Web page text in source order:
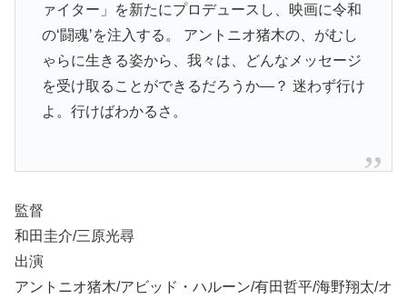
ァイター」を新たにプロデュースし、映画に令和
の‘闘魂’を注入する。 アントニオ猪木の、がむし
ゃらに生きる姿から、我々は、どんなメッセージ
を受け取ることができるだろうか―？ 迷わず行け
よ。行けばわかるさ。
監督
和田圭介/三原光尋
出演
アントニオ猪木/アビッド・ハルーン/有田哲平/海野翔太/オ